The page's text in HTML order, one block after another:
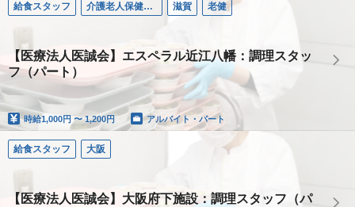
給食スタッフ 介護老人保健施設エスペラル近江八幡 滋賀 老健
【医療法人医誠会】エスペラル近江八幡：調理スタッ
フ（パート）
時給1,000円 〜 1,200円 アルバイト・パート
給食スタッフ 大阪
【医療法人医誠会】大阪府下施設：調理スタッフ（パ